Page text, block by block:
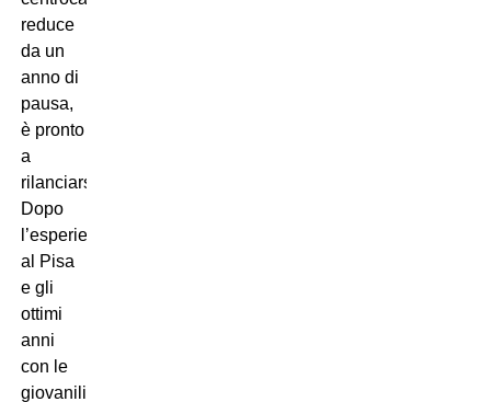
reduce
da un
anno di
pausa,
è pronto
a
rilanciarsi.
Dopo
l’esperienza
al Pisa
e gli
ottimi
anni
con le
giovanili